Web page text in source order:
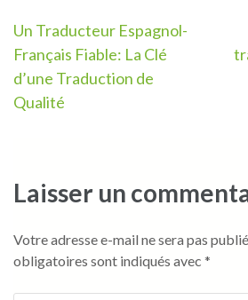
Navigation
de
l’article
Un Traducteur Espagnol-
Français Fiable: La Clé
d’une Traduction de
Qualité
Laisser un
Votre adresse e-mail ne sera pas
obligatoires sont indiqués avec *